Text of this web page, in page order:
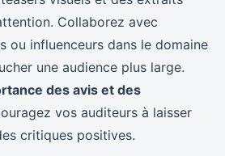
Collaborez avec
ou influenceurs dans le domaine
une audience plus large.
des avis et des
vos auditeurs à laisser
critiques positives.